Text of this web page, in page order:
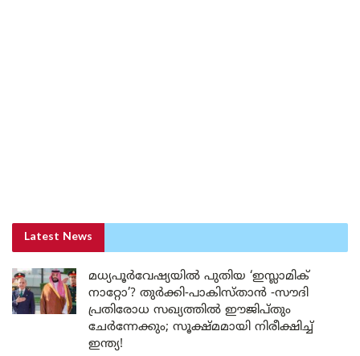
Latest News
മധ്യപൂർവേഷ്യയിൽ പുതിയ ‘ഇസ്ലാമിക്
നാറ്റോ’? തുർക്കി-പാകിസ്താൻ -സൗദി
പ്രതിരോധ സഖ്യത്തിൽ ഈജിപ്തും
ചേർന്നേക്കും; സൂക്ഷ്മമായി നിരീക്ഷിച്ച്
ഇന്ത്യ!